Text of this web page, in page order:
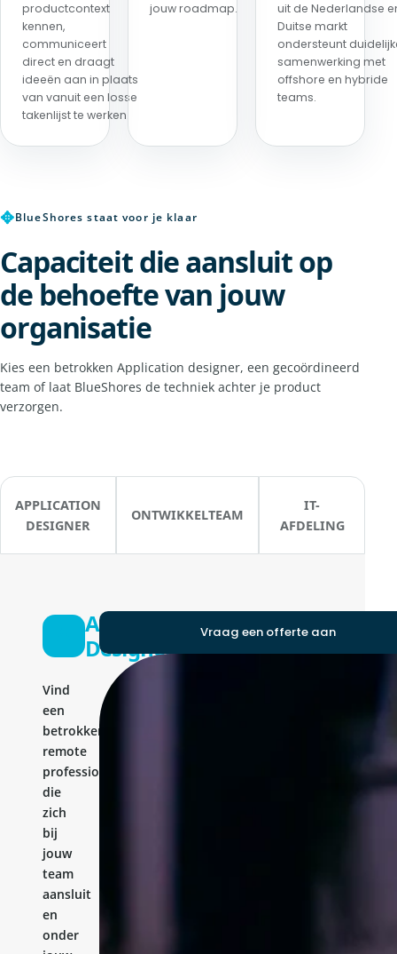
productcontext
kennen,
communiceert
direct en draagt
ideeën aan in plaats
van vanuit een losse
takenlijst te werken.
jouw roadmap.
uit de Nederlandse
Duitse markt
ondersteunt
samenwerking met
offshore en hybride
teams.
✥BlueShores staat voor je klaar
Capaciteit die aansluit op
de behoefte van jouw
organisatie
Kies een betrokken Application designer, een gecoördineerd
team of laat BlueShores de techniek achter je product
verzorgen.
APPLICATION
DESIGNER
ONTWIKKELTEAM
IT-
AFDELING
Application
Designer
Vind
een
betrokken
remote
professional
die
zich
bij
jouw
team
aansluit
en
onder
Vraag een offerte aan